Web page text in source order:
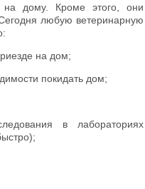
дому. Кроме этого, они
любую ветеринарную
на дом;
покидать дом;
в лабораториях